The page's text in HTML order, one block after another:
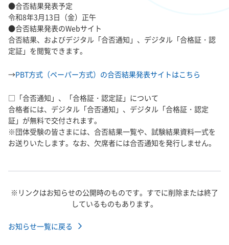
●合否結果発表予定
令和8年3月13日（金）正午
●合否結果発表のWebサイト
合否結果、およびデジタル「合否通知」、デジタル「合格証・認
定証」を閲覧できます。
→PBT方式（ペーパー方式）の合否結果発表サイトはこちら
□「合否通知」、「合格証・認定証」について
合格者には、デジタル「合否通知」、デジタル「合格証・認定
証」が無料で交付されます。
※団体受験の皆さまには、合否結果一覧や、試験結果資料一式を
お送りいたします。なお、欠席者には合否通知を発行しません。
※リンクはお知らせの公開時のものです。すでに削除または終了
しているものもあります。
お知らせ一覧に戻る